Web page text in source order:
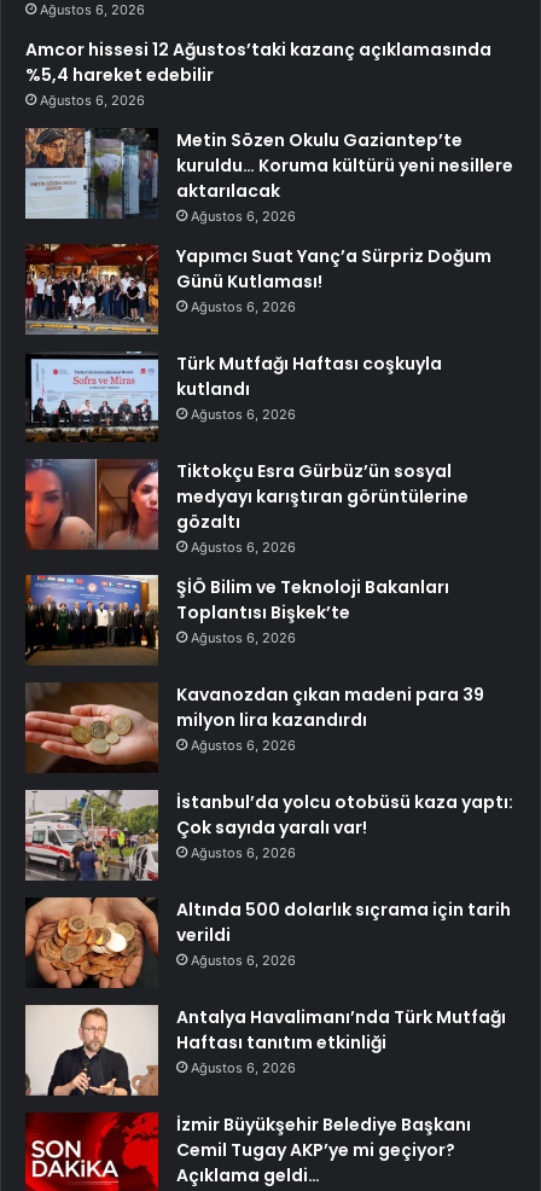
Ağustos 6, 2026
Amcor hissesi 12 Ağustos’taki kazanç açıklamasında
%5,4 hareket edebilir
Ağustos 6, 2026
Metin Sözen Okulu Gaziantep’te
kuruldu… Koruma kültürü yeni nesillere
aktarılacak
Ağustos 6, 2026
Yapımcı Suat Yanç’a Sürpriz Doğum
Günü Kutlaması!
Ağustos 6, 2026
Türk Mutfağı Haftası coşkuyla
kutlandı
Ağustos 6, 2026
Tiktokçu Esra Gürbüz’ün sosyal
medyayı karıştıran görüntülerine
gözaltı
Ağustos 6, 2026
ŞİÖ Bilim ve Teknoloji Bakanları
Toplantısı Bişkek’te
Ağustos 6, 2026
Kavanozdan çıkan madeni para 39
milyon lira kazandırdı
Ağustos 6, 2026
İstanbul’da yolcu otobüsü kaza yaptı:
Çok sayıda yaralı var!
Ağustos 6, 2026
Altında 500 dolarlık sıçrama için tarih
verildi
Ağustos 6, 2026
Antalya Havalimanı’nda Türk Mutfağı
Haftası tanıtım etkinliği
Ağustos 6, 2026
İzmir Büyükşehir Belediye Başkanı
Cemil Tugay AKP’ye mi geçiyor?
Açıklama geldi…